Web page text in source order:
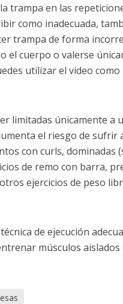
trampa en las
como inadecuada,
trampa de forma
el cuerpo o valerse
utilizar el video
limitadas únicamente a
el riesgo de sufrir
con curls, dominadas
de remo con barra,
ejercicios de peso
de ejecución
músculos